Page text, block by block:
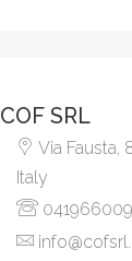
COF SRL
Via Fausta,
Italy
041966009